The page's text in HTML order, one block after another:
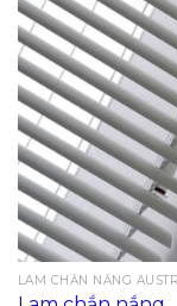
LAM CHẮN NẮNG